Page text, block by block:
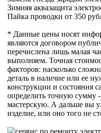
Зимняя аквазащита
Пайка проводки от 350
* Данные цены носят
являются договором
перечислена лишь малая
выполняем. Точная
факторов: насколько
деталь в наличие или ее
конструкции и состояния
определить точную сумму -
мастерскую. А дальше вы
изделие, или оно того не